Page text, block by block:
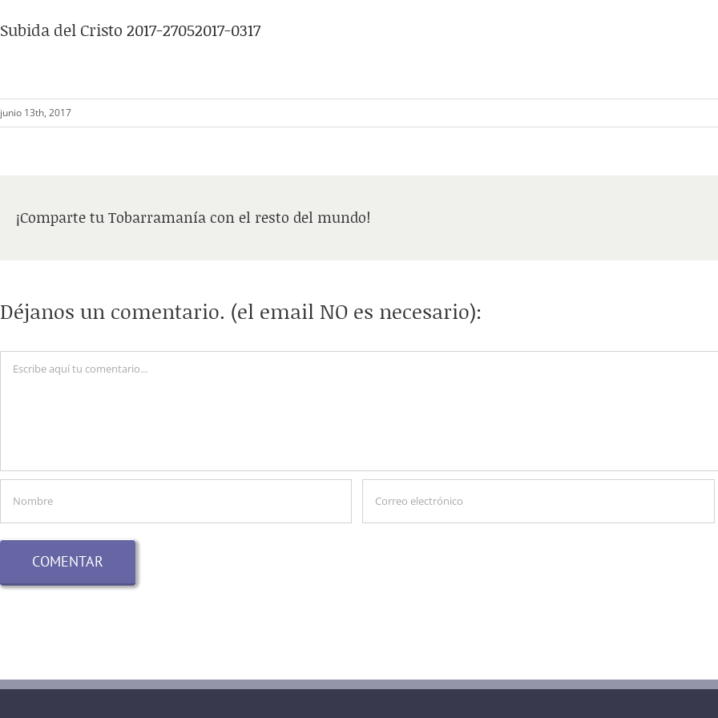
Subida del Cristo 2017-27052017-0317
junio 13th, 2017
¡Comparte tu Tobarramanía con el resto del mundo!
Déjanos un comentario. (el email NO es necesario):
Comentario